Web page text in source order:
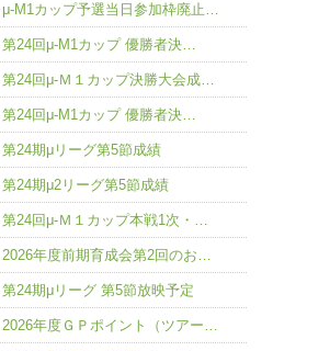
μ-M1カップ予選当日参加枠廃止…
第24回μ-M1カップ 優勝者決…
第24回μ-Ｍ１カップ決勝大会成…
第24回μ-M1カップ 優勝者決…
第24期μリーグ第5節成績
第24期μ2リーグ第5節成績
第24回μ-Ｍ１カップ本戦1次・…
2026年度前期育成会第2回のお…
第24期μリーグ 第5節放映予定
2026年度ＧＰポイント（ツアー…